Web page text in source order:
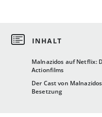
Malnazidos auf Netflix:
Actionfilms
Der Cast von
Besetzung